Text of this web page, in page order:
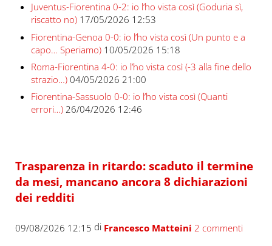
Juventus-Fiorentina 0-2: io l’ho vista così (Goduria sì,
riscatto no) 17/05/2026 12:53
Fiorentina-Genoa 0-0: io l’ho vista così (Un punto e a
capo… Speriamo) 10/05/2026 15:18
Roma-Fiorentina 4-0: io l’ho vista così (-3 alla fine dello
strazio…) 04/05/2026 21:00
Fiorentina-Sassuolo 0-0: io l’ho vista così (Quanti
errori…) 26/04/2026 12:46
Trasparenza in ritardo: scaduto il termine
da mesi, mancano ancora 8 dichiarazioni
dei redditi
09/08/2026 12:15 di Francesco Matteini 2 commenti